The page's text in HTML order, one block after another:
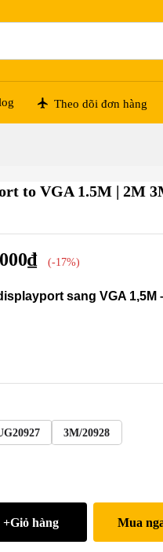
Theo dõi đơn hàng
to VGA 1.5M | 2M
₫ (-17%)
sang VGA 1,5M
3M/20928
+Giỏ hàng Mua